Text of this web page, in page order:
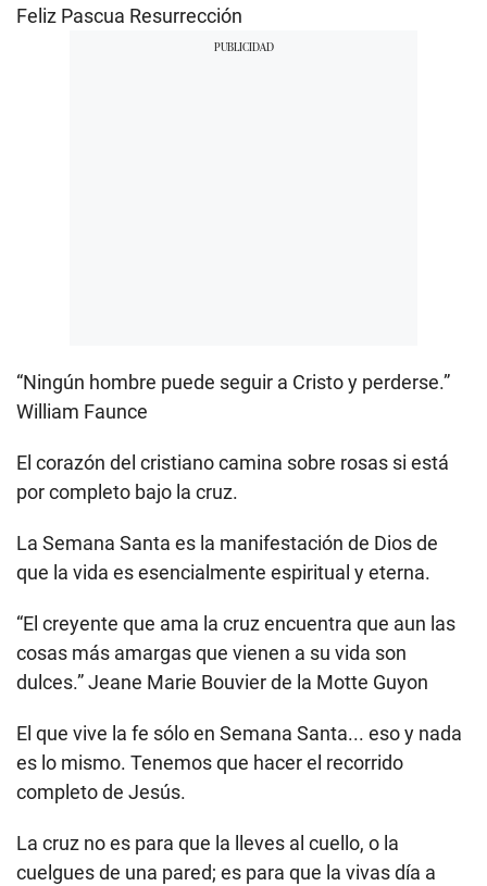
Feliz Pascua Resurrección
“Ningún hombre puede seguir a Cristo y perderse.”
William Faunce
El corazón del cristiano camina sobre rosas si está
por completo bajo la cruz.
La Semana Santa es la manifestación de Dios de
que la vida es esencialmente espiritual y eterna.
“El creyente que ama la cruz encuentra que aun las
cosas más amargas que vienen a su vida son
dulces.” Jeane Marie Bouvier de la Motte Guyon
El que vive la fe sólo en Semana Santa... eso y nada
es lo mismo. Tenemos que hacer el recorrido
completo de Jesús.
La cruz no es para que la lleves al cuello, o la
cuelgues de una pared; es para que la vivas día a